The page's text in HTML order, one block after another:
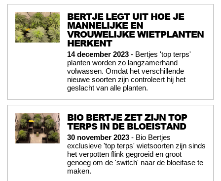
BERTJE LEGT UIT HOE JE
MANNELIJKE EN
VROUWELIJKE WIETPLANTEN
HERKENT
14 december 2023 - Bertjes 'top terps'
planten worden zo langzamerhand
volwassen. Omdat het verschillende
nieuwe soorten zijn controleert hij het
geslacht van alle planten.
BIO BERTJE ZET ZIJN TOP
TERPS IN DE BLOEISTAND
30 november 2023 - Bio Bertjes
exclusieve 'top terps' wietsoorten zijn sinds
het verpotten flink gegroeid en groot
genoeg om de 'switch' naar de bloeifase te
maken.